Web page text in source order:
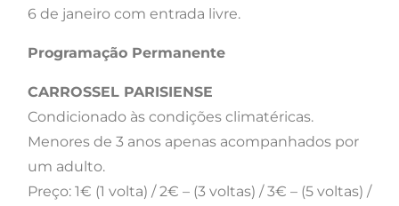
6 de janeiro com entrada livre.
Programação Permanente
CARROSSEL PARISIENSE
Condicionado às condições climatéricas.
Menores de 3 anos apenas acompanhados por
um adulto.
Preço: 1€ (1 volta) / 2€ – (3 voltas) / 3€ – (5 voltas) /